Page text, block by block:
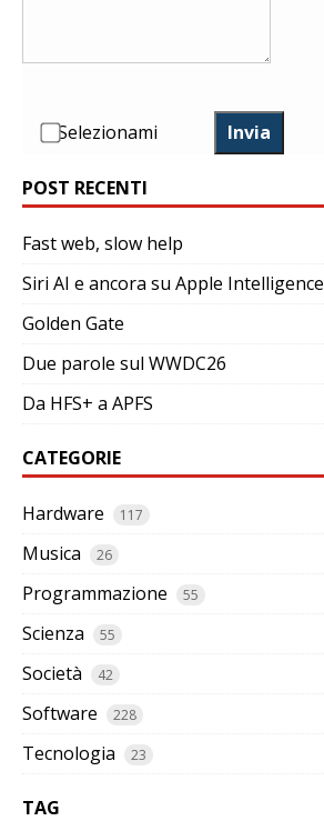
Selezionami Invia
POST RECENTI
Fast web, slow help
Siri AI e ancora su Apple Intelligence
Golden Gate
Due parole sul WWDC26
Da HFS+ a APFS
CATEGORIE
Hardware 117
Musica 26
Programmazione 55
Scienza 55
Società 42
Software 228
Tecnologia 23
TAG